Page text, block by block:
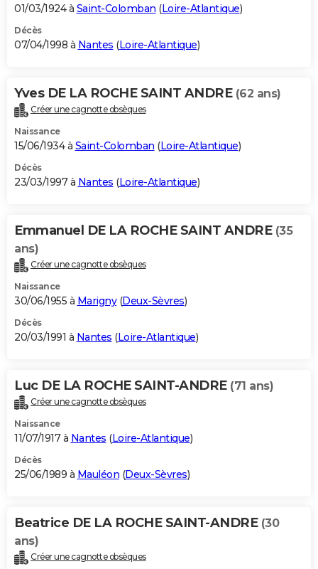
01/03/1924 à Saint-Colomban (Loire-Atlantique)
Décès
07/04/1998 à Nantes (Loire-Atlantique)
Yves DE LA ROCHE SAINT ANDRE (62 ans)
Créer une cagnotte obsèques
Naissance
15/06/1934 à Saint-Colomban (Loire-Atlantique)
Décès
23/03/1997 à Nantes (Loire-Atlantique)
Emmanuel DE LA ROCHE SAINT ANDRE (35
ans)
Créer une cagnotte obsèques
Naissance
30/06/1955 à Marigny(Deux-Sèvres)
Décès
20/03/1991 à Nantes (Loire-Atlantique)
Luc DE LA ROCHE SAINT-ANDRE (71 ans)
Créer une cagnotte obsèques
Naissance
11/07/1917 à Nantes (Loire-Atlantique)
Décès
25/06/1989 à Mauléon (Deux-Sèvres)
Beatrice DE LA ROCHE SAINT-ANDRE (30
ans)
Créer une cagnotte obsèques